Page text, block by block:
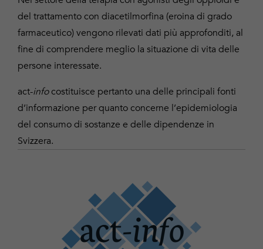
del trattamento con diacetilmorfina (eroina di grado
farmaceutico) vengono rilevati dati più approfonditi, al
fine di comprendere meglio la situazione di vita delle
persone interessate.
act-infocostituisce pertanto una delle principali fonti
d’informazione per quanto concerne l’epidemiologia
del consumo di sostanze e delle dipendenze in
Svizzera.